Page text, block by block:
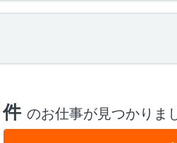
件 のお仕事が見つかりま